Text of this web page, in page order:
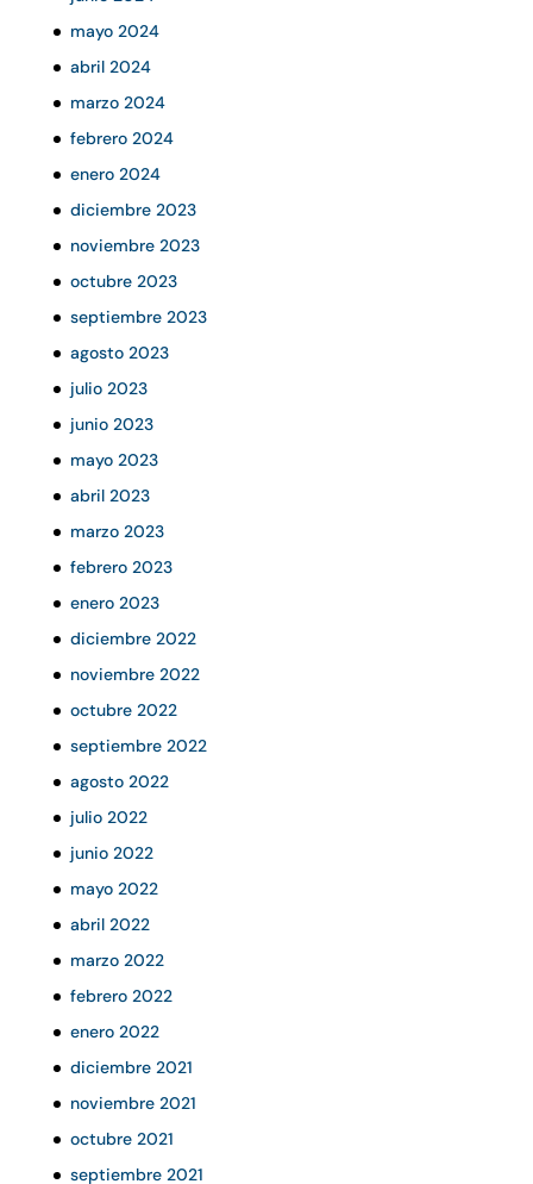
mayo 2024
abril 2024
marzo 2024
febrero 2024
enero 2024
diciembre 2023
noviembre 2023
octubre 2023
septiembre 2023
agosto 2023
julio 2023
junio 2023
mayo 2023
abril 2023
marzo 2023
febrero 2023
enero 2023
diciembre 2022
noviembre 2022
octubre 2022
septiembre 2022
agosto 2022
julio 2022
junio 2022
mayo 2022
abril 2022
marzo 2022
febrero 2022
enero 2022
diciembre 2021
noviembre 2021
octubre 2021
septiembre 2021